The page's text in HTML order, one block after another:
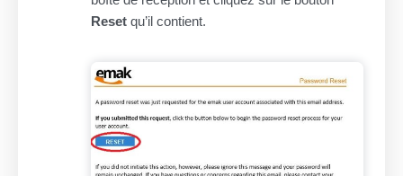
Reset qu’il contient.